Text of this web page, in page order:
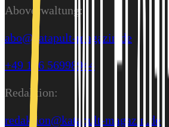
Aboverwaltung:
abo@katapult-magazin.de
+49 176 56998944
Redaktion:
redaktion@katapult-magazin.de